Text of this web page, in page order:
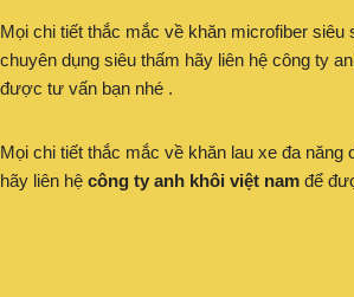
Mọi chi tiết thắc mắc về khăn microfiber siêu
chuyên dụng siêu thấm hãy liên hệ công ty
được tư vấn bạn nhé .
Mọi chi tiết thắc mắc về khăn lau xe đa năng
hãy liên hệ công ty anh khôi việt nam để